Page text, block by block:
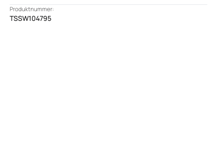
Produktnummer:
TSSW104795